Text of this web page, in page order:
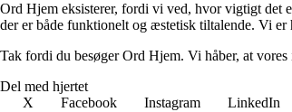
Ord Hjem eksisterer, fordi vi ved, hvor vigtigt det
der er både funktionelt og æstetisk tiltalende. Vi
Tak fordi du besøger Ord Hjem. Vi håber, at
Del med hjertet
X
Facebook Instagram LinkedIn